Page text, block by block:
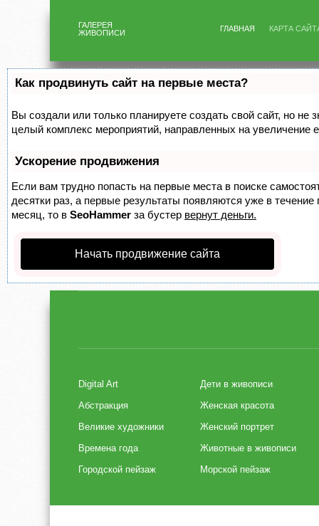
ГАЛЕРЕЯ
ЖИВОПИСИ
ГЛАВНАЯ КАРТА
Как продвинуть сайт на первые места?
Вы создали или только планируете создать свой сайт, но не
целый комплекс мероприятий, направленных на увеличение
Ускорение продвижения
Если вам трудно попасть на первые места в поиске
десятки раз, а первые результаты появляются уже в
месяц, то в SeoHammer за бустер вернут деньги.
Начать продвижение сайта
Digital Art
Абстракция
Великие художники
Времена года
Городской пейзаж
Дети в живописи
Женская красота
Женский портрет
Животные в живописи
Морской пейзаж